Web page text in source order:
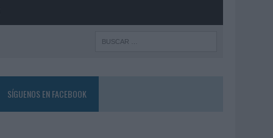
SÍGUENOS EN FACEBOOK